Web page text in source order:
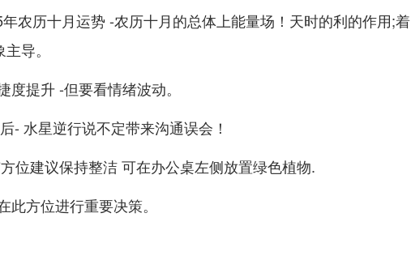
农历十月运势 -农历十月的总体上能量场！天时的利的作用;着
导。
度提升 -但要看情绪波动。
- 水星逆行说不定带来沟通误会！
位建议保持整洁 可在办公桌左侧放置绿色植物.
此方位进行重要决策。